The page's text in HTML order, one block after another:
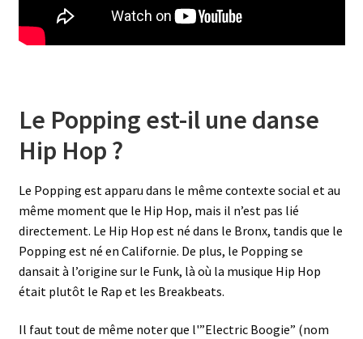
Le Popping est-il une danse
Hip Hop ?
Le Popping est apparu dans le même contexte social et au
même moment que le Hip Hop, mais il n’est pas lié
directement. Le Hip Hop est né dans le Bronx, tandis que le
Popping est né en Californie. De plus, le Popping se
dansait à l’origine sur le Funk, là où la musique Hip Hop
était plutôt le Rap et les Breakbeats.
Il faut tout de même noter que l'”Electric Boogie” (nom